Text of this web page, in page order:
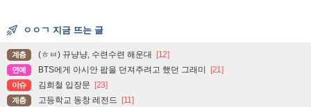
ㅇㅇㄱ 지금 뜨는 글
계층 (ㅎㅂ) 뀨냥냥, 수련수련 해운대 [12]
연예 BTS에게 아시안 팝을 던져주려고 했던 그래미 [21]
이슈 김희철 입장문 [23]
계층 고등학교 동창 레전드 [11]